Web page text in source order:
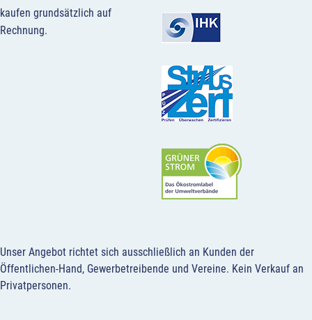
kaufen grundsätzlich auf
Rechnung.
Unser Angebot richtet sich ausschließlich an Kunden der
Öffentlichen-Hand, Gewerbetreibende und Vereine. Kein Verkauf an
Privatpersonen.